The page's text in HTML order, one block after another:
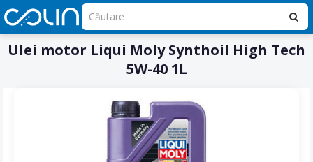
Ulei motor Liqui Moly Synthoil High Tech
5W-40 1L